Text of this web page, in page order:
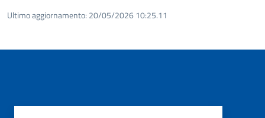
Ultimo aggiornamento: 20/05/2026 10:25.11